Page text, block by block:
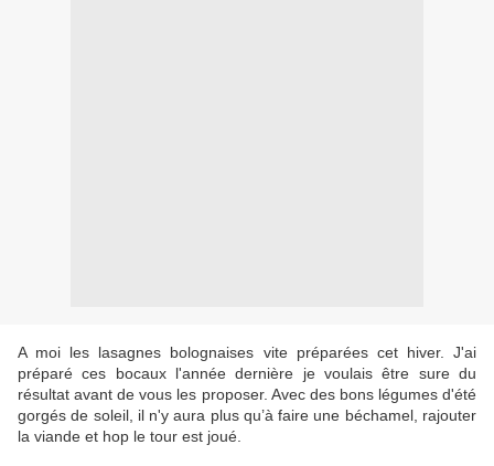
A moi les lasagnes bolognaises vite préparées cet hiver. J'ai
préparé ces bocaux l'année dernière je voulais être sure du
résultat avant de vous les proposer. Avec des bons légumes d'été
gorgés de soleil, il n'y aura plus qu’à faire une béchamel, rajouter
la viande et hop le tour est joué.